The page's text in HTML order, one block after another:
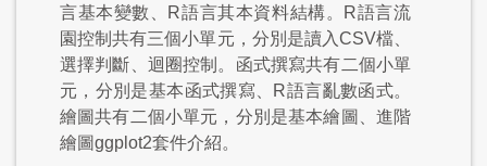
言基本變數、R語言其本資料結構。R語言流
園控制共有三個小單元，分別是讀入CSV檔、
選擇判斷、迴圈控制。函式撰寫共有二個小單
元，分別是基本函式撰寫、R語言亂數函式。
繪圖共有二個小單元，分別是基本繪圖、進階
繪圖ggplot2套件介紹。